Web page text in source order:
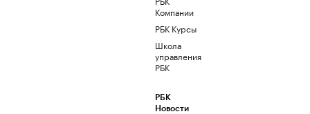
Компании
РБК Курсы
Школа
управления
РБК
РБК
Новости